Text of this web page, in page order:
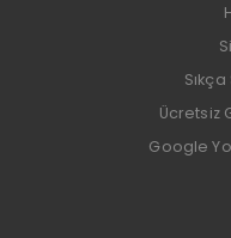
Ücretsiz
Google